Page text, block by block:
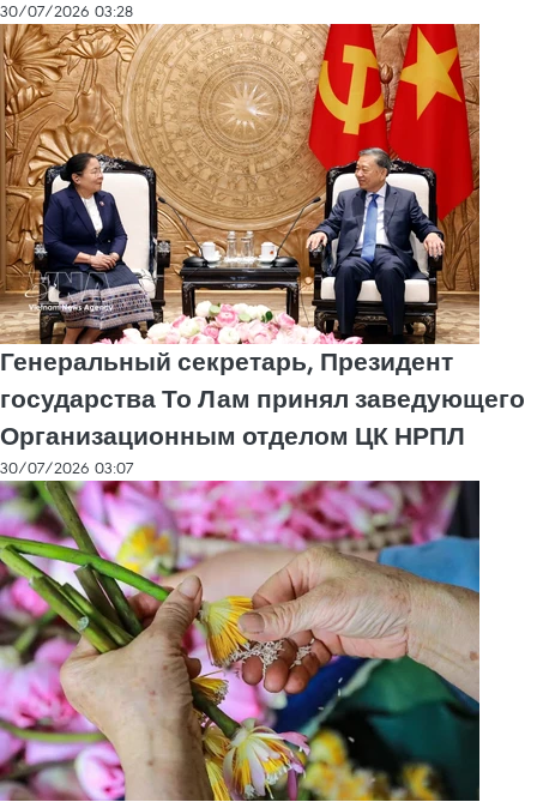
30/07/2026 03:28
Генеральный секретарь, Президент
государства То Лам принял заведующего
Организационным отделом ЦК НРПЛ
30/07/2026 03:07